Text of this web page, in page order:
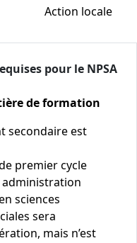
Action locale
pour le NPSA
de formation
secondaire est
premier cycle
administration
sciences
sera
mais n’est